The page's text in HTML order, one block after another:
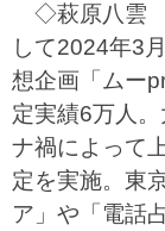
◇萩原八雲
して2024年3
想企画「ムー
定実績6万人
ナ禍によって
定を実施。東
ア」や「電話